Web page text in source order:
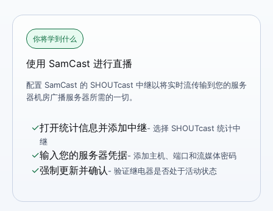
你将学到什么
使用 SamCast 进行直播
配置 SamCast 的 SHOUTcast 中继以将实时流传输到您的服务
器机房广播服​​务器所需的一切。
✓打开统计信息并添加中继- 选择 SHOUTcast 统计中
继
✓输入您的服务器凭据- 添加主机、端口和流媒体密码
✓强制更新并确认- 验证继电器是否处于活动状态